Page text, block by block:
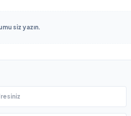
siz yazın.